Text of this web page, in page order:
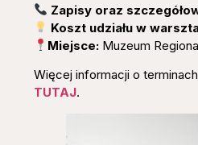
Zapisy oraz
Koszt udziału w
Miejsce: Muzeum
Więcej informacji o
TUTAJ.